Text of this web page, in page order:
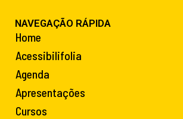
NAVEGAÇÃO RÁPIDA
Home
Acessibilifolia
Agenda
Apresentações
Cursos